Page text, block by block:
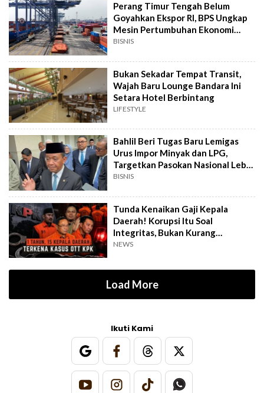
Perang Timur Tengah Belum
Goyahkan Ekspor RI, BPS Ungkap
Mesin Pertumbuhan Ekonomi
Masih Ngebut
BISNIS
Bukan Sekadar Tempat Transit,
Wajah Baru Lounge Bandara Ini
Setara Hotel Berbintang
LIFESTYLE
Bahlil Beri Tugas Baru Lemigas
Urus Impor Minyak dan LPG,
Targetkan Pasokan Nasional Lebih
Terjamin
BISNIS
Tunda Kenaikan Gaji Kepala
Daerah! Korupsi Itu Soal
Integritas, Bukan Kurang
Penghasilan
NEWS
Load More
Ikuti Kami